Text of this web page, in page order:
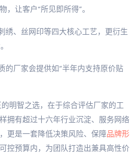
让客户“所见即所得”。
绣、丝网印等四大核心工艺，更衍生
厂家会提供如“半年内支持原价贴
明智之选，在于综合评估厂家的工
拥有超过十六年行业沉淀、服务网络
更是一套降低决策风险、保障品牌形
控预算内，为团队打造出兼具高性价